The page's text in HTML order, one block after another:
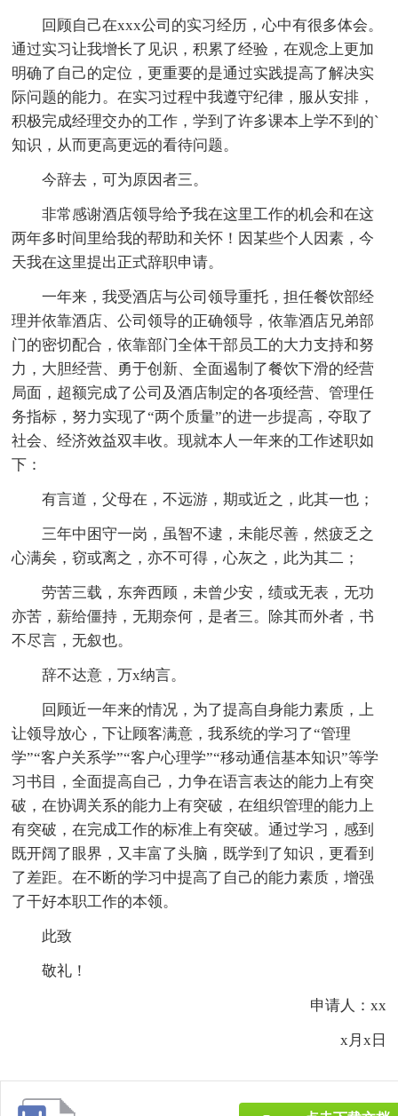
回顾自己在xxx公司的实习经历，心中有很多体会。
通过实习让我增长了见识，积累了经验，在观念上更加
明确了自己的定位，更重要的是通过实践提高了解决实
际问题的能力。在实习过程中我遵守纪律，服从安排，
积极完成经理交办的工作，学到了许多课本上学不到的`
知识，从而更高更远的看待问题。
今辞去，可为原因者三。
非常感谢酒店领导给予我在这里工作的机会和在这
两年多时间里给我的帮助和关怀！因某些个人因素，今
天我在这里提出正式辞职申请。
一年来，我受酒店与公司领导重托，担任餐饮部经
理并依靠酒店、公司领导的正确领导，依靠酒店兄弟部
门的密切配合，依靠部门全体干部员工的大力支持和努
力，大胆经营、勇于创新、全面遏制了餐饮下滑的经营
局面，超额完成了公司及酒店制定的各项经营、管理任
务指标，努力实现了“两个质量”的进一步提高，夺取了
社会、经济效益双丰收。现就本人一年来的工作述职如
下：
有言道，父母在，不远游，期或近之，此其一也；
三年中困守一岗，虽智不逮，未能尽善，然疲乏之
心满矣，窃或离之，亦不可得，心灰之，此为其二；
劳苦三载，东奔西顾，未曾少安，绩或无表，无功
亦苦，薪给僵持，无期奈何，是者三。除其而外者，书
不尽言，无叙也。
辞不达意，万x纳言。
回顾近一年来的情况，为了提高自身能力素质，上
让领导放心，下让顾客满意，我系统的学习了“管理
学”“客户关系学”“客户心理学”“移动通信基本知识”等学
习书目，全面提高自己，力争在语言表达的能力上有突
破，在协调关系的能力上有突破，在组织管理的能力上
有突破，在完成工作的标准上有突破。通过学习，感到
既开阔了眼界，又丰富了头脑，既学到了知识，更看到
了差距。在不断的学习中提高了自己的能力素质，增强
了干好本职工作的本领。
此致
敬礼！
申请人：xx
x月x日